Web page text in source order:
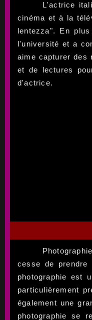
L'actrice
cinéma et à la
lentezza". En
l'université et a
aime capturer des
et de lectures
d'actrice.
cesse de
photographie est
particulièrement
également une
photographie se